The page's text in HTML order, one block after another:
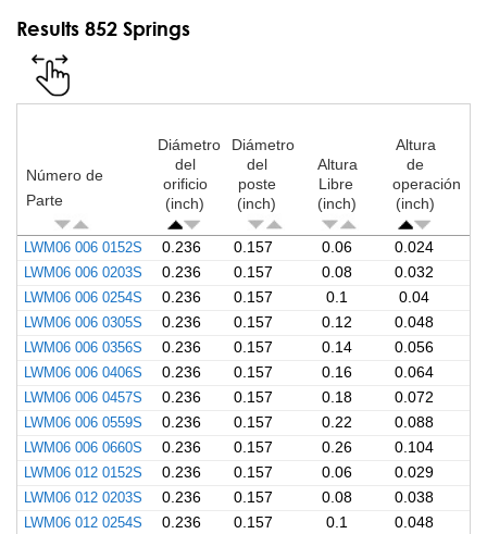
Results 852 Springs
Número de
Parte
Diámetro
del
orificio
(inch)
Diámetro
del
poste
(inch)
Altura
Libre
(inch)
Altura
de
operación
(inch)
LWM06 006 0152S 0.236 0.157 0.06
0.024
LWM06 006 0203S
0.236 0.157 0.08
0.032
LWM06 006 0254S
0.236 0.157 0.1
0.04
LWM06 006 0305S
0.236 0.157 0.12
0.048
LWM06 006 0356S
0.236 0.157 0.14
0.056
LWM06 006 0406S
0.236 0.157 0.16
0.064
LWM06 006 0457S
0.236 0.157 0.18
0.072
LWM06 006 0559S
0.236 0.157 0.22
0.088
LWM06 006 0660S
0.236 0.157 0.26
0.104
LWM06 012 0152S
0.236 0.157 0.06
0.029
LWM06 012 0203S
0.236 0.157 0.08
0.038
LWM06 012 0254S
0.236 0.157 0.1
0.048